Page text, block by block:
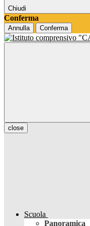
Chiudi
Conferma
Annulla Conferma
close
Scuola
Panoramica